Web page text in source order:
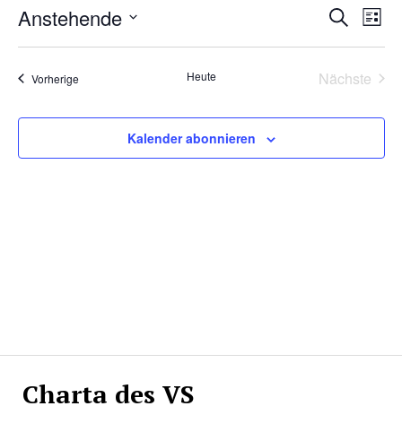
Charta des VS
Suche
SucheListe
Anstehende
Datum
VorherigeVeranstaltungen Heute
Nächste
Kalender abonnieren